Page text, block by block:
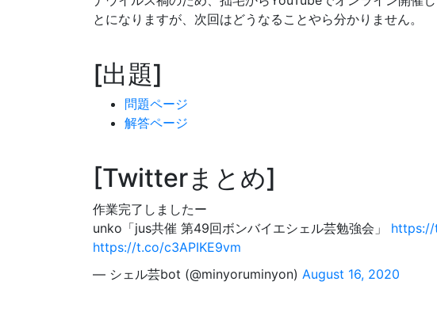
とになりますが、次回はどうなることやら分かりません。
出題
問題ページ
解答ページ
Twitterまとめ
作業完了しましたー
unko「jus共催 第49回ボンバイエシェル芸勉強会」 https://
https://t.co/c3APIKE9vm
— シェル芸bot (@minyoruminyon) August 16, 2020